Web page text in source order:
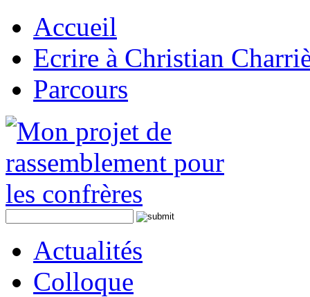
Accueil
Ecrire à Christian
Parcours
Actualités
Colloque